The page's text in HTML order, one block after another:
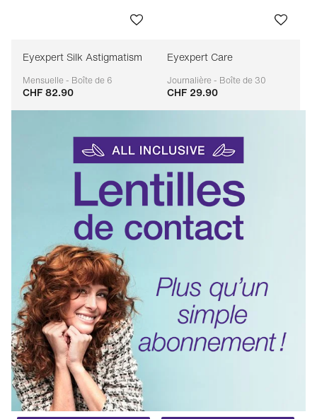
Eyexpert Silk Astigmatism
Mensuelle - Boîte de 6
Adaptable
CHF 82.90
Eyexpert Care
Journalière - Boîte de 30
Adaptable
CHF 29.90